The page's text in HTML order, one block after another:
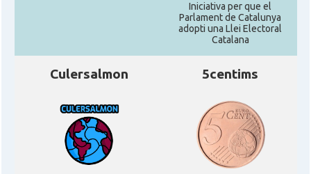
Iniciativa per que el
Parlament de Catalunya
adopti una Llei Electoral
Catalana
Culersalmon 5centims